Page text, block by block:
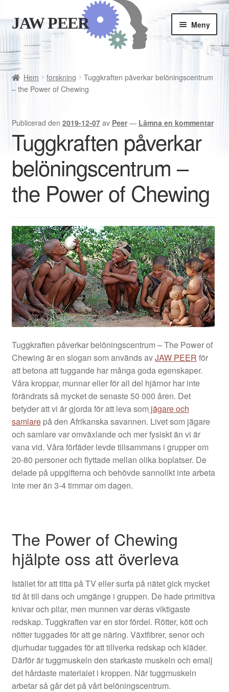
Hoppa
navigering
Hoppa
innehåll
JAW PEER Meny
Butiken
Goda vanor
Är JAWPEER lämpligt för dig?
Svenska
Hem forskning
Tuggkraften påverkar belöningscentrum
– the Power of Chewing
Publicerad den 2019-12-07 av Peer — Lämna en kommentar
Tuggkraften påverkar
belöningscentrum –
the Power of Chewing
Tuggkraften påverkar belöningscentrum – The Power of
Chewing är en slogan som används avJAW PEER för
att betona att tuggande har många goda egenskaper.
Våra kroppar, munnar eller för all del hjärnor har inte
förändrats så mycket de senaste 50 000 åren. Det
betyder att vi är gjorda för att leva som jägare och
samlarepå den Afrikanska savannen. Livet som jägare
och samlare var omväxlande och mer fysiskt än vi är
vana vid. Våra förfäder levde tillsammans i grupper om
20-80 personer och flyttade mellan olika boplatser. De
delade på uppgifterna och behövde sannolikt inte arbeta
inte mer än 3-4 timmar om dagen.
The Power of Chewing
hjälpte oss att överleva
Istället för att titta på TV eller surfa på nätet gick mycket
tid åt till dans och umgänge i gruppen. De hade primitiva
knivar och pilar, men munnen var deras viktigaste
redskap. Tuggkraften var en stor fördel. Rötter, kött och
nötter tuggades för att ge näring. Växtfibrer, senor och
djurhudar tuggades för att tillverka redskap och kläder.
Därför är tuggmuskeln den starkaste muskeln och emalj
det hårdaste materialet i kroppen. När tuggmuskeln
arbetar så går det på vårt belöningscentrum.